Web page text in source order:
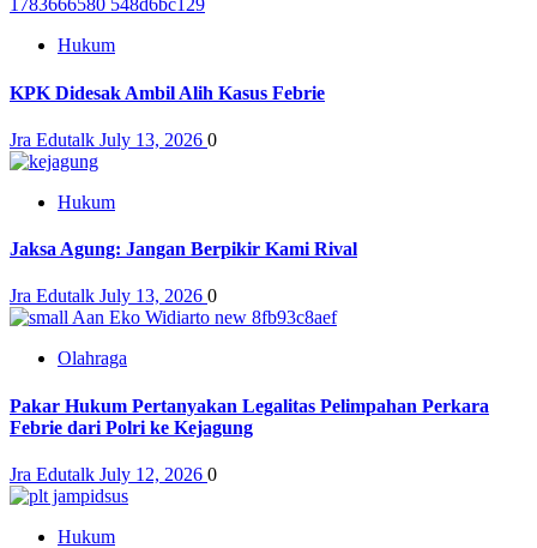
Hukum
KPK Didesak Ambil Alih Kasus Febrie
Jra Edutalk July 13, 2026 0
Hukum
Jaksa Agung: Jangan Berpikir Kami Rival
Jra Edutalk July 13, 2026 0
Olahraga
Pakar Hukum Pertanyakan Legalitas Pelimpahan Perkara
Febrie dari Polri ke Kejagung
Jra Edutalk July 12, 2026 0
Hukum